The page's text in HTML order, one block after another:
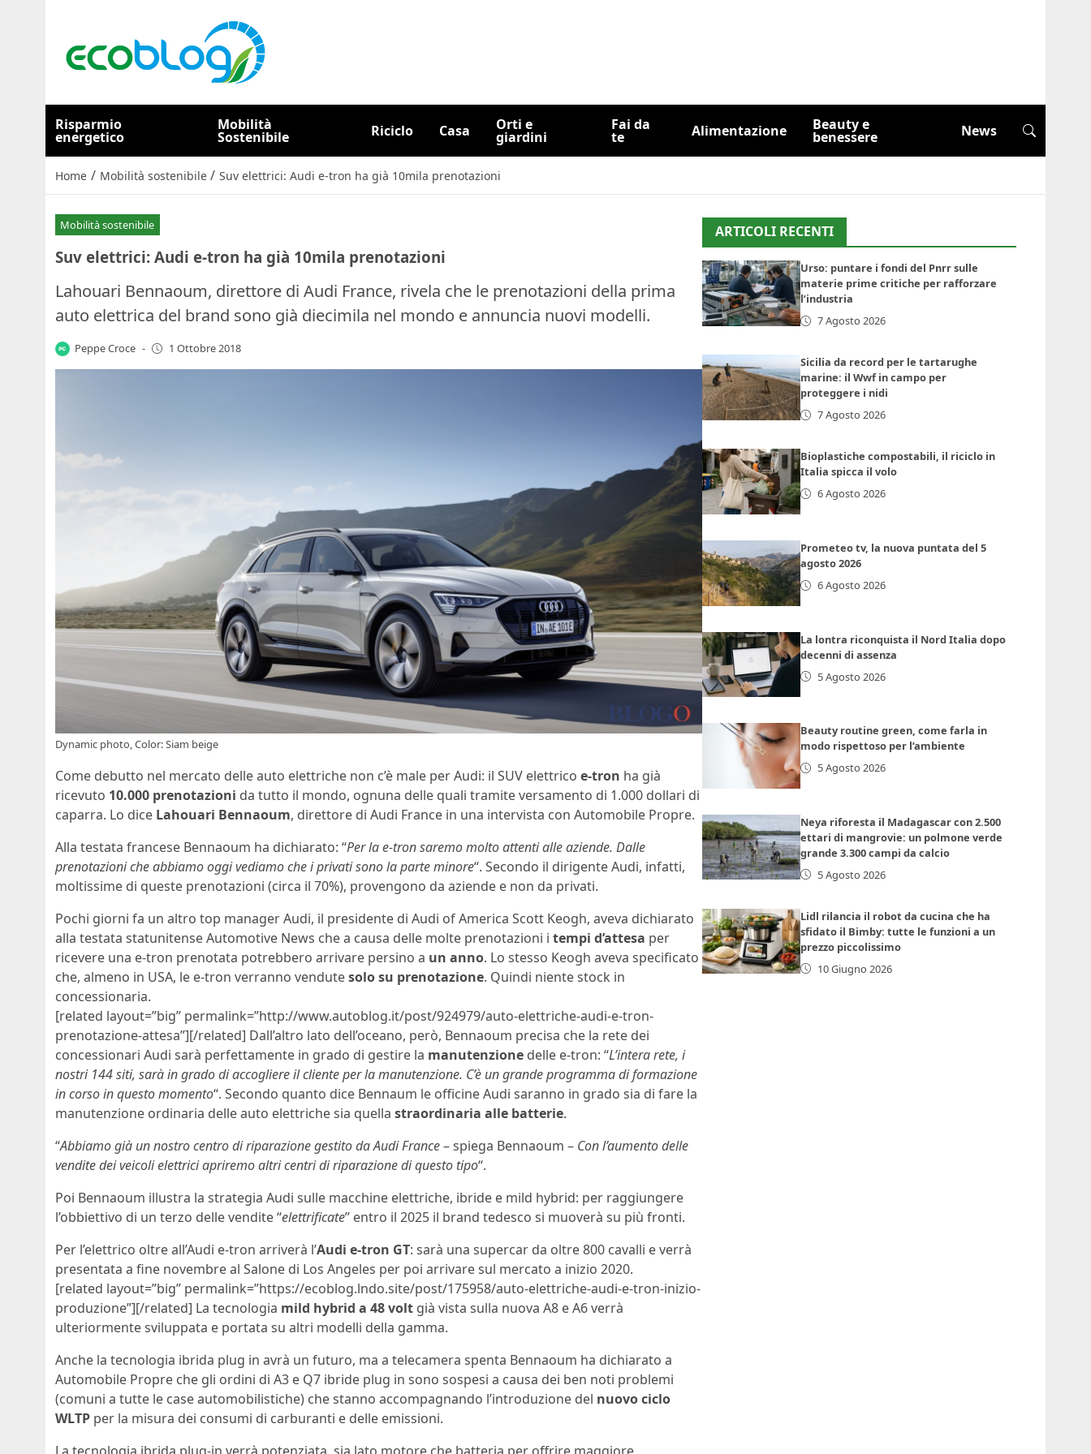
Risparmio
energetico
Mobilità
Sostenibile Riciclo Casa Orti e
giardini
Fai da
te Alimentazione Beauty e
benessere News
Home / Mobilità sostenibile / Suv elettrici: Audi e-tron ha già 10mila prenotazioni
Mobilità sostenibile
Suv elettrici: Audi e-tron ha già 10mila prenotazioni
Lahouari Bennaoum, direttore di Audi France, rivela che le prenotazioni della prima
auto elettrica del brand sono già diecimila nel mondo e annuncia nuovi modelli.
Peppe Croce - 1 Ottobre 2018
Dynamic photo, Color: Siam beige
Come debutto nel mercato delle auto elettriche non c’è male per Audi: il SUV elettrico e-tron ha già
ricevuto 10.000 prenotazioni da tutto il mondo, ognuna delle quali tramite versamento di 1.000 dollari di
caparra. Lo dice Lahouari Bennaoum, direttore di Audi France in una intervista con Automobile Propre.
Alla testata francese Bennaoum ha dichiarato: “Per la e-tron saremo molto attenti alle aziende. Dalle
prenotazioni che abbiamo oggi vediamo che i privati sono la parte minore“. Secondo il dirigente Audi, infatti,
moltissime di queste prenotazioni (circa il 70%), provengono da aziende e non da privati.
Pochi giorni fa un altro top manager Audi, il presidente di Audi of America Scott Keogh, aveva dichiarato
alla testata statunitense Automotive News che a causa delle molte prenotazioni i tempi d’attesa per
ricevere una e-tron prenotata potrebbero arrivare persino a un anno. Lo stesso Keogh aveva specificato
che, almeno in USA, le e-tron verranno vendutesolo su prenotazione. Quindi niente stock in
concessionaria.
[related layout=”big” permalink=”http://www.autoblog.it/post/924979/auto-elettriche-audi-e-tron-
prenotazione-attesa”][/related] Dall’altro lato dell’oceano, però, Bennaoum precisa che la rete dei
concessionari Audi sarà perfettamente in grado di gestire la manutenzione delle e-tron: “L’intera rete, i
nostri 144 siti, sarà in grado di accogliere il cliente per la manutenzione. C’è un grande programma di formazione
in corso in questo momento“. Secondo quanto dice Bennaum le officine Audi saranno in grado sia di fare la
manutenzione ordinaria delle auto elettriche sia quella straordinaria alle batterie.
“Abbiamo già un nostro centro di riparazione gestito da Audi France– spiega Bennaoum – Con l’aumento delle
vendite dei veicoli elettrici apriremo altri centri di riparazione di questo tipo“.
Poi Bennaoum illustra la strategia Audi sulle macchine elettriche, ibride e mild hybrid: per raggiungere
l’obbiettivo di un terzo delle vendite “elettrificate” entro il 2025 il brand tedesco si muoverà su più fronti.
Per l’elettrico oltre all’Audi e-tron arriverà l’Audi e-tron GT: sarà una supercar da oltre 800 cavalli e verrà
presentata a fine novembre al Salone di Los Angeles per poi arrivare sul mercato a inizio 2020.
[related layout=”big” permalink=”https://ecoblog.lndo.site/post/175958/auto-elettriche-audi-e-tron-inizio-
produzione”][/related] La tecnologia mild hybrid a 48 volt già vista sulla nuova A8 e A6 verrà
ulteriormente sviluppata e portata su altri modelli della gamma.
Anche la tecnologia ibrida plug in avrà un futuro, ma a telecamera spenta Bennaoum ha dichiarato a
Automobile Propre che gli ordini di A3 e Q7 ibride plug in sono sospesi a causa dei ben noti problemi
(comuni a tutte le case automobilistiche) che stanno accompagnando l’introduzione del nuovo ciclo
WLTP per la misura dei consumi di carburanti e delle emissioni.
ARTICOLI RECENTI
Urso: puntare i fondi del Pnrr sulle
materie prime critiche per rafforzare
l’industria
7 Agosto 2026
Sicilia da record per le tartarughe
marine: il Wwf in campo per
proteggere i nidi
7 Agosto 2026
Bioplastiche compostabili, il riciclo in
Italia spicca il volo
6 Agosto 2026
Prometeo tv, la nuova puntata del 5
agosto 2026
6 Agosto 2026
La lontra riconquista il Nord Italia dopo
decenni di assenza
5 Agosto 2026
Beauty routine green, come farla in
modo rispettoso per l’ambiente
5 Agosto 2026
Neya riforesta il Madagascar con 2.500
ettari di mangrovie: un polmone verde
grande 3.300 campi da calcio
5 Agosto 2026
Lidl rilancia il robot da cucina che ha
sfidato il Bimby: tutte le funzioni a un
prezzo piccolissimo
10 Giugno 2026